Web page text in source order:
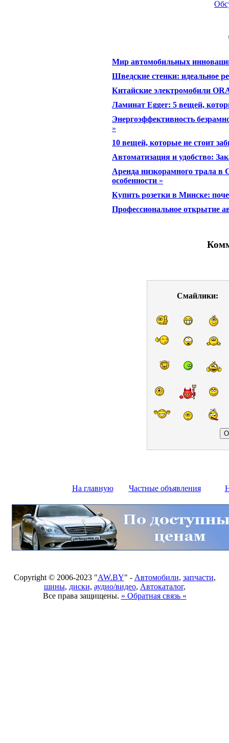
Мир автомобильных
Шведские стенки: идеальное
Китайские электромобили
Ламинат Egger: 5 вещей,
Энергоэффективность
»
10 вещей, которые не стоит
Автоматизация и удобство:
Аренда низкорамного трала в
особенности »
Купить розетки в Минске:
Профессиональное открытие
Смайлики:
На главную Частные объявления
Copyright © 2006-2023 "AW.BY" - Автомобили, запчасти,
шины, диски, аудио/видео, Автокаталог,
Все права защищены. » Обратная связь «